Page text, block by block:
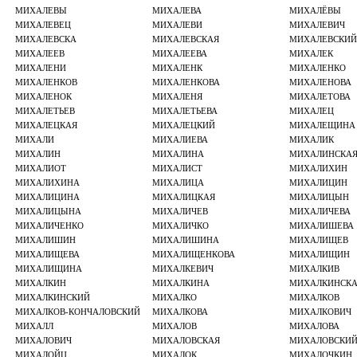
МИХАЛЕВЫ
МИХАЛЕВА
МИХАЛЁВЫ
МИХАЛЕВЕЦ
МИХАЛЕВИ
МИХАЛЕВИЧ
МИХАЛЕВСКА
МИХАЛЕВСКАЯ
МИХАЛЕВСКИЙ
МИХАЛЕЕВ
МИХАЛЕЕВА
МИХАЛЕК
МИХАЛЕНИ
МИХАЛЕНК
МИХАЛЕНКО
МИХАЛЕНКОВ
МИХАЛЕНКОВА
МИХАЛЕНОВА
МИХАЛЕНОК
МИХАЛЕНЯ
МИХАЛЕТОВА
МИХАЛЕТЬЕВ
МИХАЛЕТЬЕВА
МИХАЛЕЦ
МИХАЛЕЦКАЯ
МИХАЛЕЦКИЙ
МИХАЛЕЩИНА
МИХАЛИ
МИХАЛИЕВА
МИХАЛИК
МИХАЛИН
МИХАЛИНА
МИХАЛИНСКАЯ
МИХАЛИОТ
МИХАЛИСТ
МИХАЛИХИН
МИХАЛИХИНА
МИХАЛИЦА
МИХАЛИЦИН
МИХАЛИЦИНА
МИХАЛИЦКАЯ
МИХАЛИЦЫН
МИХАЛИЦЫНА
МИХАЛИЧЕВ
МИХАЛИЧЕВА
МИХАЛИЧЕНКО
МИХАЛИЧКО
МИХАЛИШЕВА
МИХАЛИШИН
МИХАЛИШИНА
МИХАЛИЩЕВ
МИХАЛИЩЕВА
МИХАЛИЩЕНКОВА
МИХАЛИЩИН
МИХАЛИЩИНА
МИХАЛКЕВИЧ
МИХАЛКИВ
МИХАЛКИН
МИХАЛКИНА
МИХАЛКИНСКИЙ
МИХАЛКО
МИХАЛКОВ
МИХАЛКОВ-КОНЧАЛОВСКИЙ
МИХАЛКОВА
МИХАЛКОВИЧ
МИХАЛЛ
МИХАЛОВ
МИХАЛОВА
МИХАЛОВИЧ
МИХАЛОВСКАЯ
МИХАЛОВСКИЙ
МИХАЛОЙЦ
МИХАЛОК
МИХАЛОЧКИН